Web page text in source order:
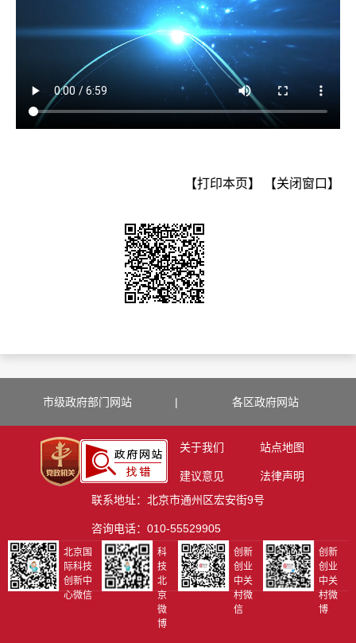
【打印本页】 【关闭窗口】
市级政府部门网站 | 各区政府网站
关于我们 站点地图
建议意见
法律声明
联系地址：北京市通州区宏安街9号
咨询电话：010-55529905
北京国
际科技
创新中
心微信
科
技
北
京
微
博
创新
创业
中关
村微
信
创新
创业
中关
村微
博